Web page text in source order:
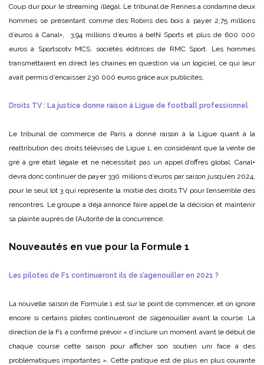
Coup dur pour le streaming illégal. Le tribunal de Rennes a condamné deux
hommes se présentant comme des Robins des bois à payer 2,75 millions
d’euros à Canal+, 3,94 millions d’euros à beIN Sports et plus de 600 000
euros à Sportscotv MCS, sociétés éditrices de RMC Sport. Les hommes
transmettaient en direct les chaines en question via un logiciel, ce qui leur
avait permis d’encaisser 230 000 euros grâce aux publicités.
Droits TV : La justice donne raison à Ligue de football professionnel
Le tribunal de commerce de Paris a donné raison à la Ligue quant à la
réattribution des droits télévisés de Ligue 1, en considérant que la vente de
gré à gré était légale et ne nécessitait pas un appel d’offres global. Canal+
devra donc continuer de payer 330 millions d’euros par saison jusqu’en 2024,
pour le seul lot 3 qui représente la moitié des droits TV pour l’ensemble des
rencontres. Le groupe a déjà annoncé faire appel de la décision et maintenir
sa plainte auprès de l’Autorité de la concurrence.
Nouveautés en vue pour la Formule 1
Les pilotes de F1 continueront ils de s’agenouiller en 2021 ?
La nouvelle saison de Formule 1 est sur le point de commencer, et on ignore
encore si certains pilotes continueront de s’agenouiller avant la course. La
direction de la F1 a confirmé prévoir « d’inclure un moment avant le début de
chaque course cette saison pour afficher son soutien uni face à des
problématiques importantes ». Cette pratique est de plus en plus courante